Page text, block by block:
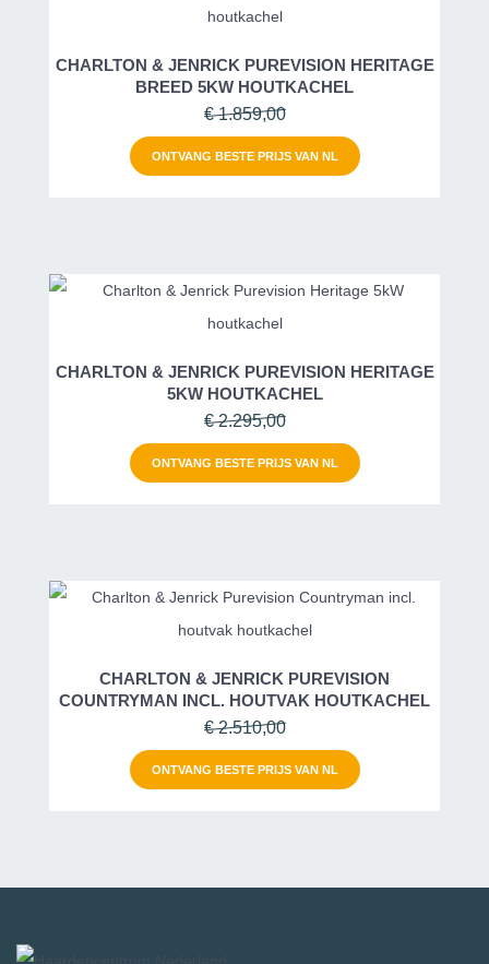
CHARLTON & JENRICK PUREVISION HERITAGE
BREED 5KW HOUTKACHEL
€ 1.859,00
ONTVANG BESTE PRIJS VAN NL
CHARLTON & JENRICK PUREVISION HERITAGE
5KW HOUTKACHEL
€ 2.295,00
ONTVANG BESTE PRIJS VAN NL
CHARLTON & JENRICK PUREVISION
COUNTRYMAN INCL. HOUTVAK HOUTKACHEL
€ 2.510,00
ONTVANG BESTE PRIJS VAN NL